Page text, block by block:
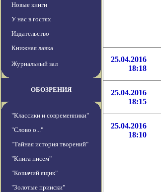
Новые книги
У нас в гостях
Издательство
Книжная лавка
Журнальный зал
ОБОЗРЕНИЯ
"Классики и современники"
"Слово о..."
"Тайная история творений"
"Книга писем"
"Кошачий ящик"
"Золотые прииски"
25.04.2016
18:18
25.04.2016
18:15
25.04.2016
18:10